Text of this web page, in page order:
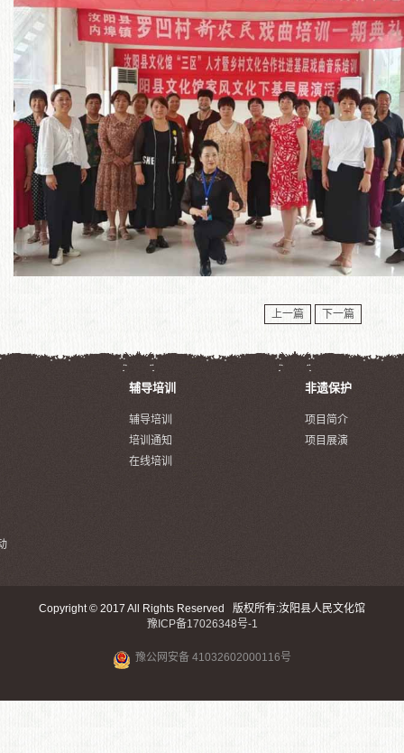
上一篇 下一篇
辅导培训
辅导培训
培训通知
在线培训
非遗保护
项目简介
项目展演
Copyright © 2017 All Rights Reserved 版权所有:汝阳县人民文化馆
豫ICP备17026348号-1
豫公网安备 41032602000116号